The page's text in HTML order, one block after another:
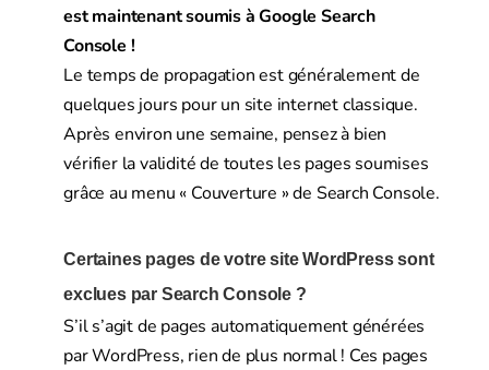
est maintenant soumis à Google Search
Console !
Le temps de propagation est généralement de
quelques jours pour un site internet classique.
Après environ une semaine, pensez à bien
vérifier la validité de toutes les pages soumises
grâce au menu « Couverture » de Search Console.
Certaines pages de votre site WordPress sont
exclues par Search Console ?
S’il s’agit de pages automatiquement générées
par WordPress, rien de plus normal ! Ces pages